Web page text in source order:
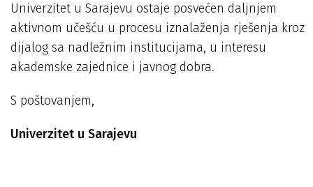
Univerzitet u Sarajevu ostaje posvećen daljnjem
aktivnom učešću u procesu iznalaženja rješenja kroz
dijalog sa nadležnim institucijama, u interesu
akademske zajednice i javnog dobra.
S poštovanjem,
Univerzitet u Sarajevu